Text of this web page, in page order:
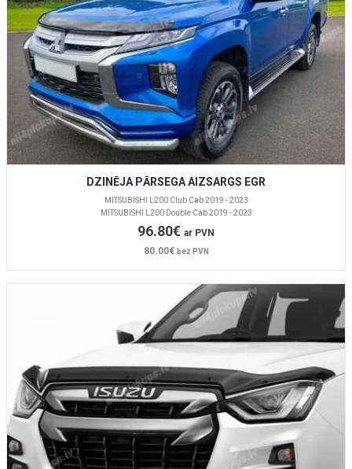
DZINĒJA PĀRSEGA AIZSARGS EGR
MITSUBISHI L200 Club Cab 2019 - 2023
MITSUBISHI L200 Double Cab 2019 - 2023
96.80€ ar PVN
80.00€ bez PVN